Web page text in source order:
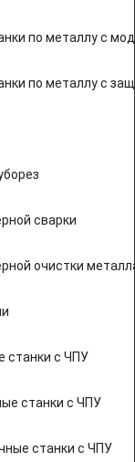
по металлу с
по металлу с
сварки
очистки
станки с ЧПУ
станки с ЧПУ
станки с ЧПУ